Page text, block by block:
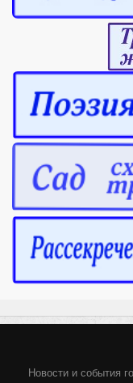
Новости и события